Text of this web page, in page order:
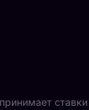
ставки